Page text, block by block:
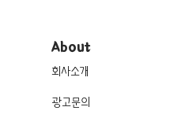
About
회사소개
광고문의